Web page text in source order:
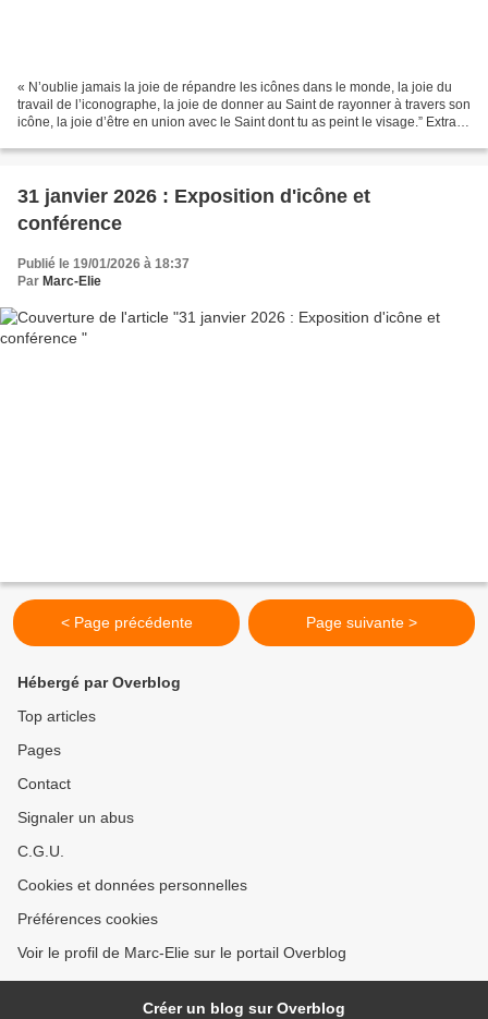
« N’oublie jamais la joie de répandre les icônes dans le monde, la joie du
travail de l’iconographe, la joie de donner au Saint de rayonner à travers son
icône, la joie d’être en union avec le Saint dont tu as peint le visage.” Extrait
31 janvier 2026 : Exposition d'icône et
conférence
Publié le 19/01/2026 à 18:37
Par Marc-Elie
< Page précédente Page suivante >
Hébergé par Overblog
Top articles
Pages
Contact
Signaler un abus
C.G.U.
Cookies et données personnelles
Préférences cookies
Voir le profil de Marc-Elie sur le portail Overblog
Créer un blog sur Overblog